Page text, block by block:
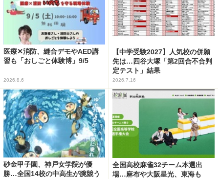
医療✕消防、縫合デモやAED講
習も「おしごと体験博」9/5
2026.8.6
【中学受験2027】人気校の併願
先は…四谷大塚「第2回合不合判
定テスト」結果
2026.7.16
砂金甲子園、神戸女学院が優
勝…全国14校の中高生が腕競う
全国高校麻雀32チーム本選出
場…麻布や大阪星光、東海も